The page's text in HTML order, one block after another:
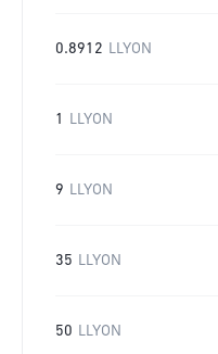
0.8912 LLYON
1 LLYON
9 LLYON
35 LLYON
50 LLYON